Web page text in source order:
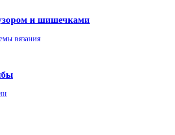
и шишечками
вязания